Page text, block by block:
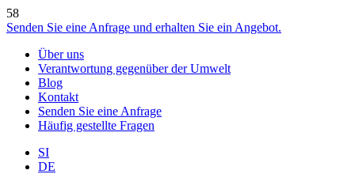
58
Senden Sie eine Anfrage und erhalten Sie ein Angebot.
Über uns
Verantwortung gegenüber der Umwelt
Blog
Kontakt
Senden Sie eine Anfrage
Häufig gestellte Fragen
SI
DE